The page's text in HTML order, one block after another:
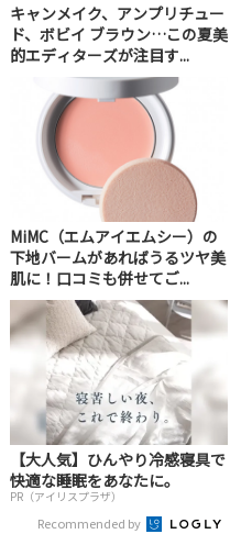
キャンメイク、アンプリチュー
ド、ボビイ ブラウン…この夏美
的エディターズが注目す...
MiMC（エムアイエムシー）の
下地バームがあればうるツヤ美
肌に！口コミも併せてご...
【大人気】ひんやり冷感寝具で
快適な睡眠をあなたに。
PR（アイリスプラザ）
Recommended by